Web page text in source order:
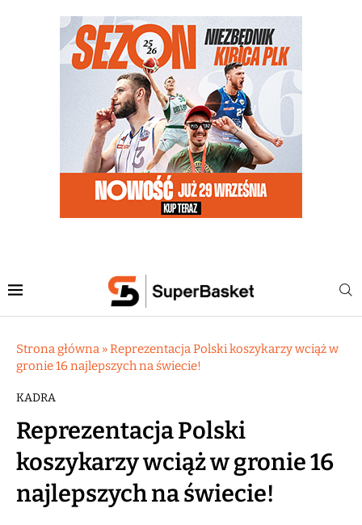
Strona główna »Reprezentacja Polski koszykarzy wciąż w
gronie 16 najlepszych na świecie!
KADRA
Reprezentacja Polski
koszykarzy wciąż w gronie 16
najlepszych na świecie!